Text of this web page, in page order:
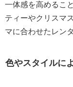
一体感を高めるこ
ティーやクリスマ
マに合わせたレン
色やスタイルに